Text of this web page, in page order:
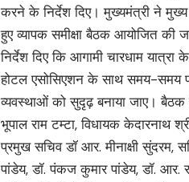
करने के निर्देश दिए। मुख्यमंत्री ने
हुए व्यापक समीक्षा बैठक आयोजित की
निर्देश दिए कि आगामी चारधाम
होटल एसोसिएशन के साथ समय-समय
व्यवस्थाओं को सुदृढ़ बनाया जाए। बैठक
भूपाल राम टम्टा, विधायक केदारनाथ
प्रमुख सचिव डॉ आर. मीनाक्षी सुंदरम,
पांडेय, डॉ. पंकज कुमार पांडेय, डॉ. आर.